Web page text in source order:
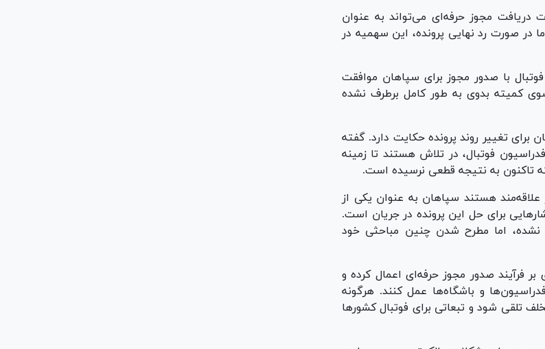
مجوز حرفه‌ای می‌تواند به عنوان
در صورت رد نهایی پرونده، این سهمیه در
با صدور مجوز برای سپاهان موافقت
کمیته بدوی به طور کامل برطرف نشده
برای تغییر روند پرونده حکایت دارد. گفته
فوتبال، در تلاش هستند تا زمینه
تاکنون به نتیجه قطعی نرسیده است.
هستند سپاهان به عنوان یکی از
برای حل این پرونده در جریان است.
اما مطرح شدن چنین مباحثی خود
فرآیند صدور مجوز حرفه‌ای اعمال کرده و
و باشگاه‌ها عمل کنند. هرگونه
تلقی شود و تبعاتی برای فوتبال کشور‌ها